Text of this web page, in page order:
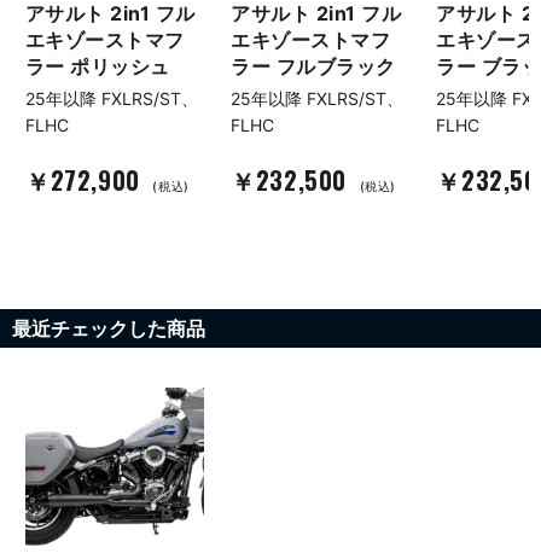
アサルト 2in1 フル
エキゾーストマフ
ラー ポリッシュ
25年以降 FXLRS/ST、
FLHC
￥272,900 (税込)
アサルト 2in1 フル
エキゾーストマフ
ラー フルブラック
25年以降 FXLRS/ST、
FLHC
￥232,500 (税込)
アサルト
エキゾー
ラー ブラ
25年以降
FLHC
￥
最近チェックした商品